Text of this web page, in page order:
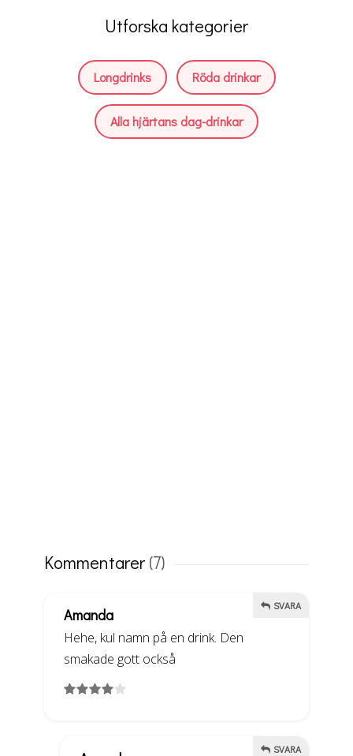
Utforska kategorier
Longdrinks Röda drinkar
Alla hjärtans dag-drinkar
Kommentarer (7)
Amanda SVARA
Hehe, kul namn på en drink. Den
smakade gott också
SVARA